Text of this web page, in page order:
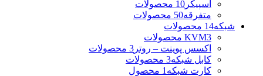
اسپیکر 10 محصولات
متفرقه50 محصولات
شبکه14 محصولات
KVM3 محصولات
اکسس پوینت – روتر 3 محصولات
کابل شبکه3 محصولات
کارت شبکه 1 محصول